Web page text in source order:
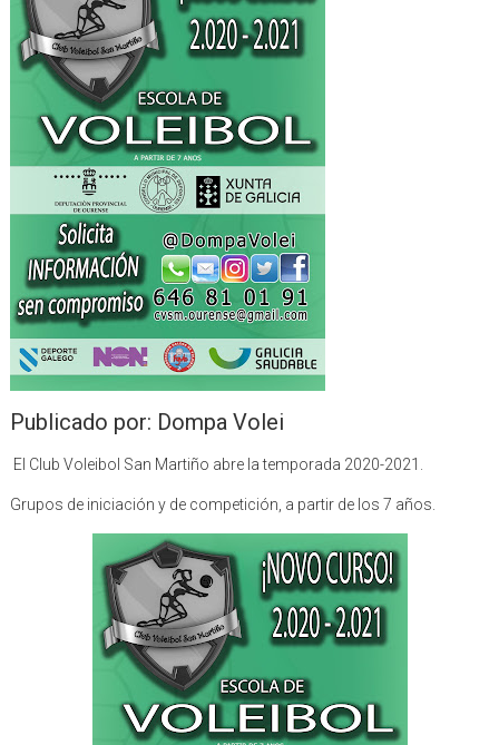
Publicado por: Dompa Volei
El Club Voleibol San Martiño abre la temporada 2020-2021.
Grupos de iniciación y de competición, a partir de los 7 años.